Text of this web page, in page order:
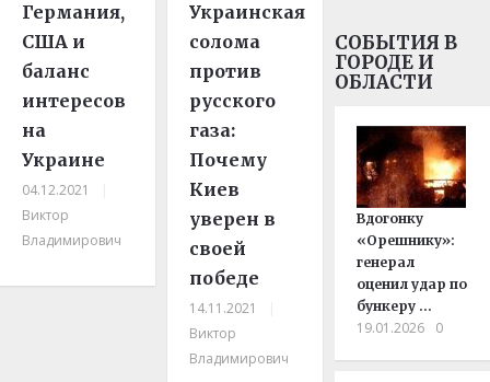
Германия,
США и
баланс
интересов
на
Украине
04.12.2021
Виктор
Владимирович
Украинская
солома
против
русского
газа:
Почему
Киев
уверен в
своей
победе
14.11.2021
Виктор
Владимирович
СОБЫТИЯ В
ГОРОДЕ И
ОБЛАСТИ
Вдогонку
«Орешнику»:
генерал
оценил удар по
бункеру …
19.01.2026 0